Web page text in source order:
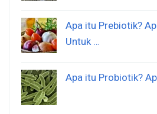
Apa itu Prebiotik?
Untuk …
Apa itu Probiotik?